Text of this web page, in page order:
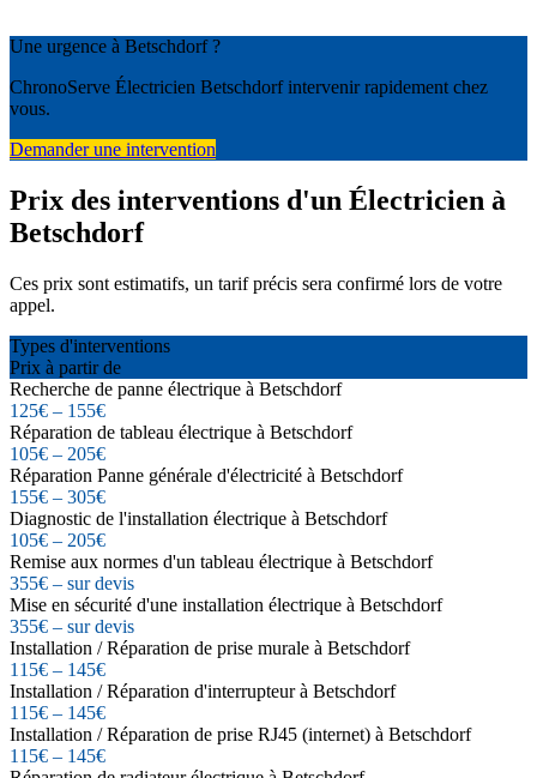
Une urgence à Betschdorf ?
ChronoServe Électricien Betschdorf intervenir rapidement chez
vous.
Demander une intervention
Prix des interventions d'un Électricien à
Betschdorf
Ces prix sont estimatifs, un tarif précis sera confirmé lors de votre
appel.
Types d'interventions
Prix à partir de
Recherche de panne électrique à Betschdorf
125€ – 155€
Réparation de tableau électrique à Betschdorf
105€ – 205€
Réparation Panne générale d'électricité à Betschdorf
155€ – 305€
Diagnostic de l'installation électrique à Betschdorf
105€ – 205€
Remise aux normes d'un tableau électrique à Betschdorf
355€ – sur devis
Mise en sécurité d'une installation électrique à Betschdorf
355€ – sur devis
Installation / Réparation de prise murale à Betschdorf
115€ – 145€
Installation / Réparation d'interrupteur à Betschdorf
115€ – 145€
Installation / Réparation de prise RJ45 (internet) à Betschdorf
115€ – 145€